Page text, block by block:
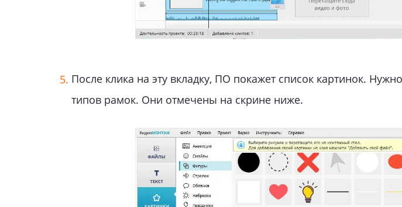
После клика на эту вкладку, ПО покажет список картинок.
типов рамок. Они отмечены на скрине ниже.